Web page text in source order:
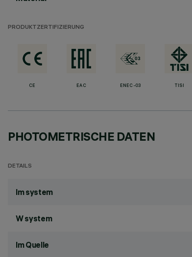
PRODUKTZERTIFIZIERUNG
CE EAC ENEC-03 TISI
PHOTOMETRISCHE DATEN
DETAILS
lm system
W system
lm Quelle